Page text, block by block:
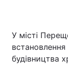
У місті
встановлення
будівництва